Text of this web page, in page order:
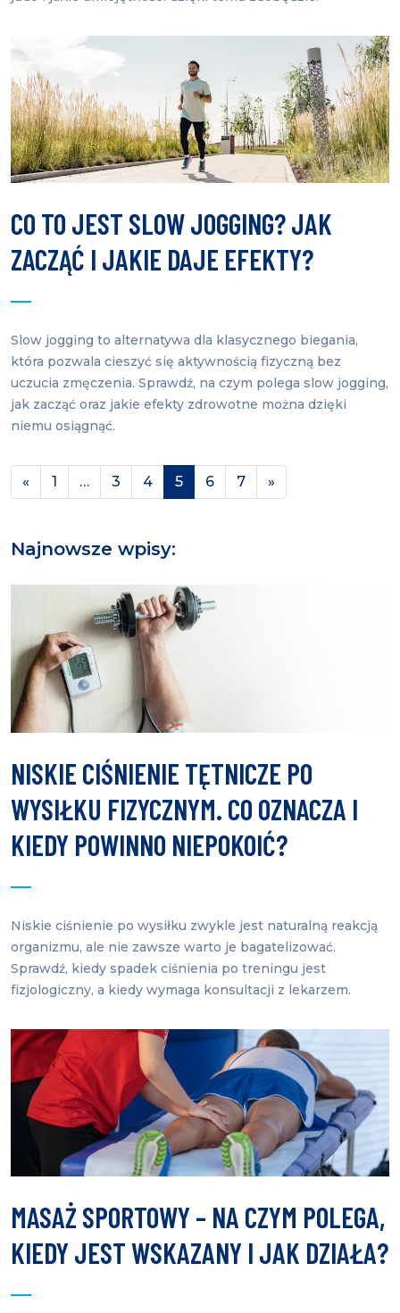
CO TO JEST SLOW JOGGING? JAK
ZACZĄĆ I JAKIE DAJE EFEKTY?
Slow jogging to alternatywa dla klasycznego biegania,
która pozwala cieszyć się aktywnością fizyczną bez
uczucia zmęczenia. Sprawdź, na czym polega slow jogging,
jak zacząć oraz jakie efekty zdrowotne można dzięki
niemu osiągnąć.
Nawigacja po wpisach
« 1 … 3 4 5 6 7 »
Najnowsze wpisy:
NISKIE CIŚNIENIE TĘTNICZE PO
WYSIŁKU FIZYCZNYM. CO OZNACZA I
KIEDY POWINNO NIEPOKOIĆ?
Niskie ciśnienie po wysiłku zwykle jest naturalną reakcją
organizmu, ale nie zawsze warto je bagatelizować.
Sprawdź, kiedy spadek ciśnienia po treningu jest
fizjologiczny, a kiedy wymaga konsultacji z lekarzem.
MASAŻ SPORTOWY – NA CZYM POLEGA,
KIEDY JEST WSKAZANY I JAK DZIAŁA?